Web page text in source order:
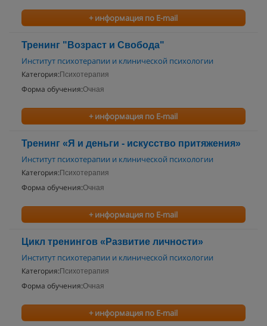
+ информация по E-mail
Тренинг "Возраст и Свобода"
Институт психотерапии и клинической психологии
Категория: Психотерапия
Форма обучения:Очная
+ информация по E-mail
Тренинг «Я и деньги - искусство притяжения»
Институт психотерапии и клинической психологии
Категория: Психотерапия
Форма обучения:Очная
+ информация по E-mail
Цикл тренингов «Развитие личности»
Институт психотерапии и клинической психологии
Категория: Психотерапия
Форма обучения:Очная
+ информация по E-mail